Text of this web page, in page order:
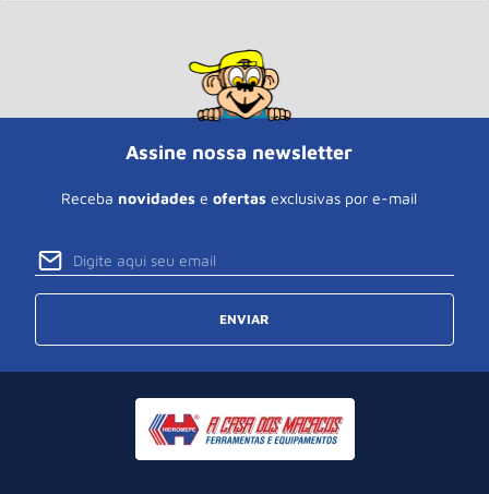
Assine nossa newsletter
Receba novidades e ofertas exclusivas por e-mail
ENVIAR